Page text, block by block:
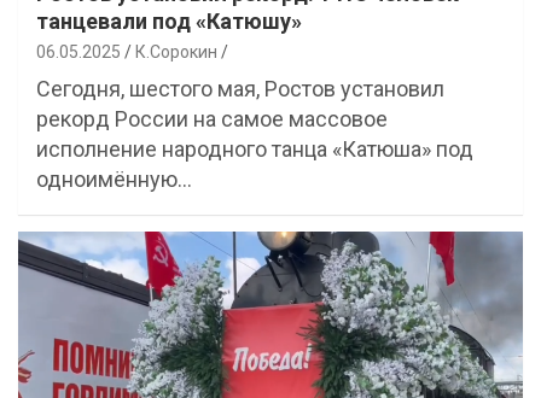
танцевали под «Катюшу»
06.05.2025 К.Сорокин
Сегодня, шестого мая, Ростов установил
рекорд России на самое массовое
исполнение народного танца «Катюша» под
одноимённую…